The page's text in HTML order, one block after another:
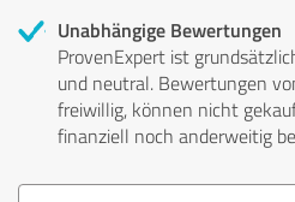
Unabhängige Bewertungen
ProvenExpert ist
und neutral. Bewertungen
freiwillig, können nicht
finanziell noch anderweitig